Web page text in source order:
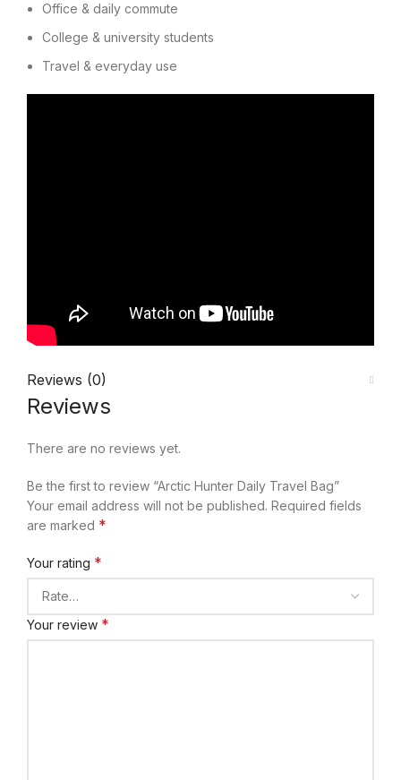
Office & daily commute
College & university students
Travel & everyday use
Reviews (0)
Reviews
There are no reviews yet.
Be the first to review “Arctic Hunter Daily Travel Bag”
Your email address will not be published. Required fields
are marked *
Your rating *
Your review *